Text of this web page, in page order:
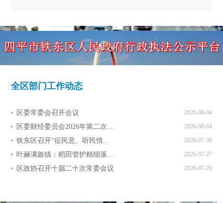
全区部门工作动态
区委常委会召开会议 2026-08-04
区委财经委员会2026年第二次... 2026-08-04
铁东区召开“征民意、听民情... 2026-07-30
叶赫满族镇：稻田管护精细落... 2026-07-27
区政协召开十届二十次常委会议 2026-07-20